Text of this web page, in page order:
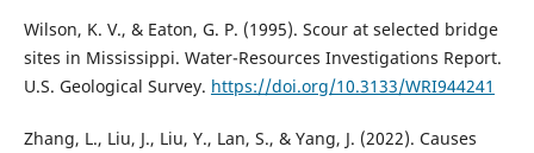
Wilson, K. V., & Eaton, G. P. (1995). Scour at selected bridge
sites in Mississippi. Water-Resources Investigations Report.
U.S. Geological Survey. https://doi.org/10.3133/WRI944241
Zhang, L., Liu, J., Liu, Y., Lan, S., & Yang, J. (2022). Causes